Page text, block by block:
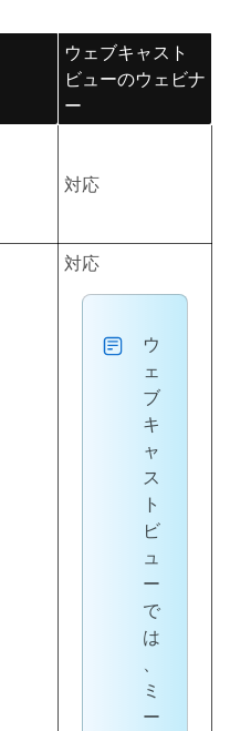
ウェブキャスト
ビューのウェビナ
ー
対応
対応
ウ
ェ
ブ
キ
ャ
ス
ト
ビ
ュ
ー
で
は
、
ミ
ー